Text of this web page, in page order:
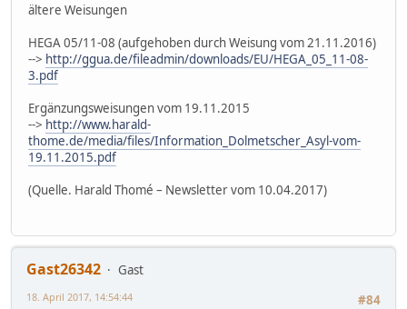
ältere Weisungen
HEGA 05/11-08 (aufgehoben durch Weisung vom 21.11.2016)
--> http://ggua.de/fileadmin/downloads/EU/HEGA_05_11-08-
3.pdf
Ergänzungsweisungen vom 19.11.2015
--> http://www.harald-
thome.de/media/files/Information_Dolmetscher_Asyl-vom-
19.11.2015.pdf
(Quelle. Harald Thomé – Newsletter vom 10.04.2017)
Gast26342
Gast
#84
18. April 2017, 14:54:44